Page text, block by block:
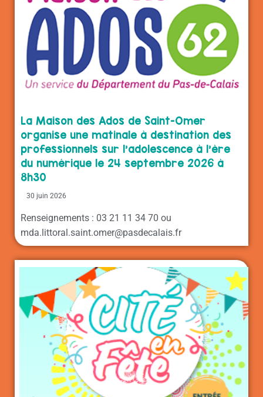
La Maison des Ados de Saint-Omer
organise une matinale à destination des
professionnels sur l’adolescence à l’ère
du numérique le 24 septembre 2026 à
8h30
30 juin 2026
Renseignements : 03 21 11 34 70 ou
mda.littoral.saint.omer@pasdecalais.fr